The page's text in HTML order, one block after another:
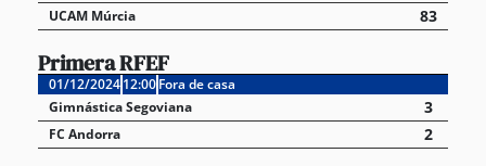
UCAM Múrcia 83
Primera RFEF
01/12/202412:00Fora de casa
Gimnástica Segoviana
3
FC Andorra 2